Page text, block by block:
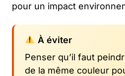
pour un impact
À éviter
Penser qu’il faut
de la même couleur